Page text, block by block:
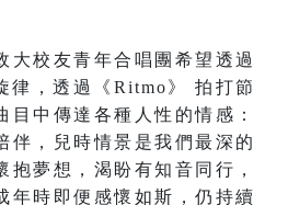
大校友青年合唱團希望透過
律，透過《Ritmo》 拍打節
目中傳達各種人性的情感：
伴，兒時情景是我們最深的
抱夢想，渴盼有知音同行，
年時即便感懷如斯，仍持續